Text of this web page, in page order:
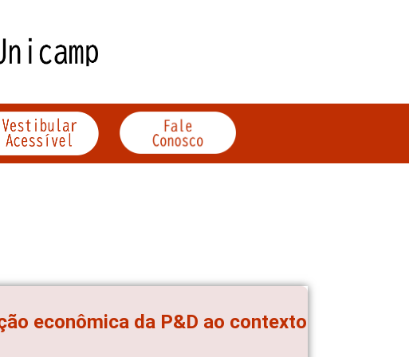
econômica da P&D ao contexto